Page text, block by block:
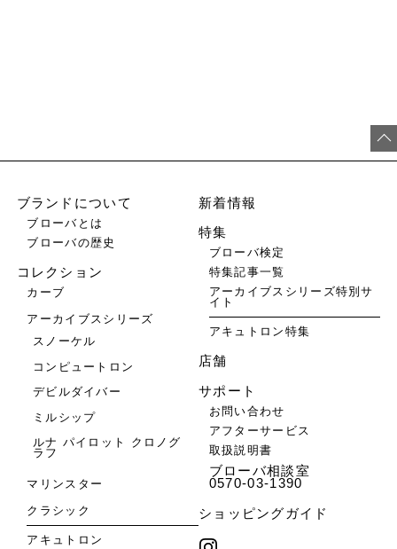
ブランドについて
ブローバとは
ブローバの歴史
コレクション
カーブ
アーカイブスシリーズ
スノーケル
コンピュートロン
デビルダイバー
ミルシップ
ルナ パイロット クロノグ
ラフ
マリンスター
クラシック
アキュトロン
新着情報
特集
ブローバ検定
特集記事一覧
アーカイブスシリーズ特別サ
イト
アキュトロン特集
店舗
サポート
お問い合わせ
アフターサービス
取扱説明書
ブローバ相談室
0570-03-1390
ショッピングガイド